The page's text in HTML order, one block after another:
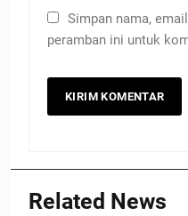
Simpan nama,
peramban ini untuk
Related News